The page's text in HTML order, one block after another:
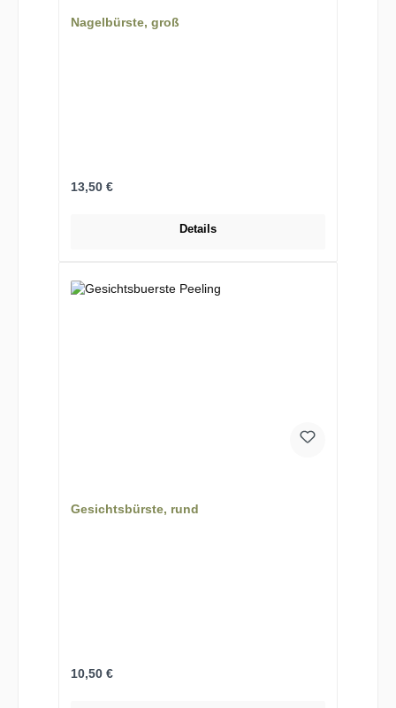
Nagelbürste, groß
Regulärer Preis:
13,50 €
Details
Gesichtsbürste, rund
Regulärer Preis:
10,50 €